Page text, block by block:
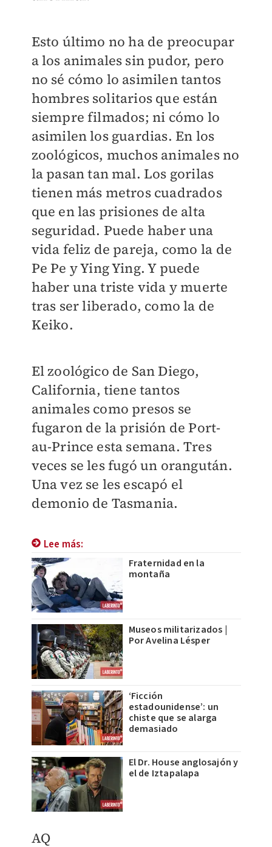
Esto último no ha de preocupar
a los animales sin pudor, pero
no sé cómo lo asimilen tantos
hombres solitarios que están
siempre filmados; ni cómo lo
asimilen los guardias. En los
zoológicos, muchos animales no
la pasan tan mal. Los gorilas
tienen más metros cuadrados
que en las prisiones de alta
seguridad. Puede haber una
vida feliz de pareja, como la de
Pe Pe y Ying Ying. Y puede
haber una triste vida y muerte
tras ser liberado, como la de
Keiko.
El zoológico de San Diego,
California, tiene tantos
animales como presos se
fugaron de la prisión de Port-
au-Prince esta semana. Tres
veces se les fugó un orangután.
Una vez se les escapó el
demonio de Tasmania.
Lee más:
Fraternidad en la
montaña
Museos militarizados |
Por Avelina Lésper
‘Ficción
estadounidense’: un
chiste que se alarga
demasiado
El Dr. House anglosajón y
el de Iztapalapa
AQ